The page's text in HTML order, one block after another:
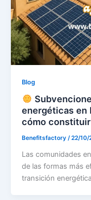
Blog
energéticas en
cómo
Benefitsfactory/22/10/
Las comunidades
de las formas más
transición